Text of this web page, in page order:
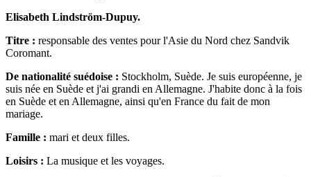
Elisabeth Lindström-Dupuy.
Titre : responsable des ventes pour l'Asie du Nord chez Sandvik
Coromant.
De nationalité suédoise : Stockholm, Suède. Je suis européenne, je
suis née en Suède et j'ai grandi en Allemagne. J'habite donc à la fois
en Suède et en Allemagne, ainsi qu'en France du fait de mon
mariage.
Famille : mari et deux filles.
Loisirs : La musique et les voyages.